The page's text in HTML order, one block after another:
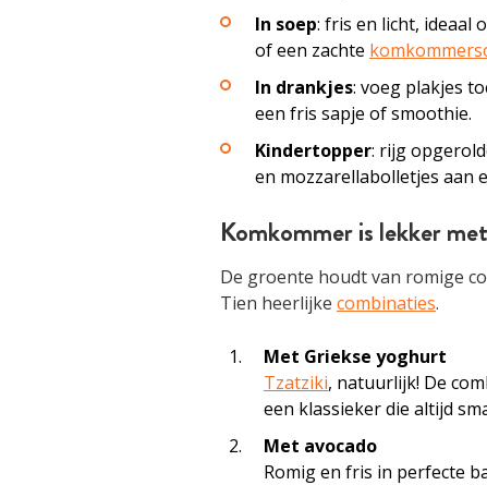
In soep: fris en licht, ideaal
of een zachte
In drankjes: voeg plakjes
een fris sapje of smoothie.
Kindertopper: rijg
en mozzarellabolletjes aan
Komkommer is lekker
De groente houdt van romige
Tien heerlijke combinaties.
Met Griekse yoghurt
Tzatziki, natuurlijk! De
een klassieker die altijd
Met avocado
Romig en fris in perfecte